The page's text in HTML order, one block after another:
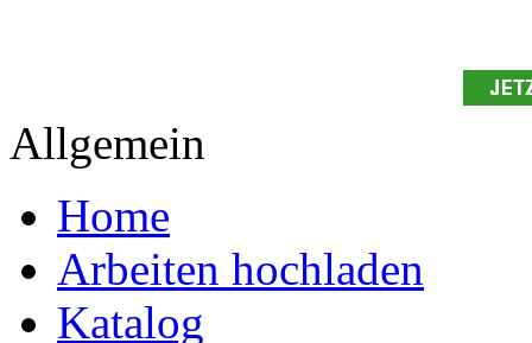
Allgemein
Home
Arbeiten hochladen
Katalog